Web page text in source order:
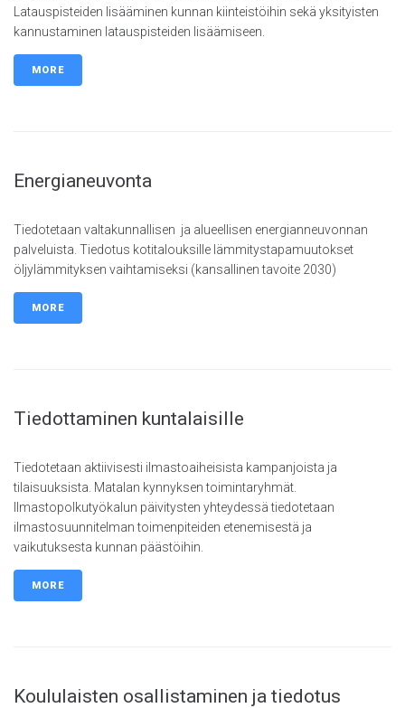
Latauspisteiden lisääminen kunnan kiinteistöihin sekä yksityisten
kannustaminen latauspisteiden lisäämiseen.
MORE
Energianeuvonta
Tiedotetaan valtakunnallisen ja alueellisen energianneuvonnan
palveluista. Tiedotus kotitalouksille lämmitystapamuutokset
öljylämmityksen vaihtamiseksi (kansallinen tavoite 2030)
MORE
Tiedottaminen kuntalaisille
Tiedotetaan aktiivisesti ilmastoaiheisista kampanjoista ja
tilaisuuksista. Matalan kynnyksen toimintaryhmät.
Ilmastopolkutyökalun päivitysten yhteydessä tiedotetaan
ilmastosuunnitelman toimenpiteiden etenemisestä ja
vaikutuksesta kunnan päästöihin.
MORE
Koululaisten osallistaminen ja tiedotus